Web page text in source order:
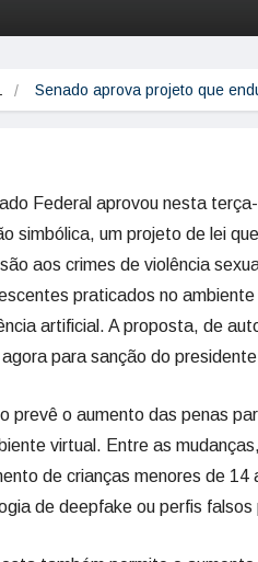
Senado aprova projeto que
Federal aprovou nesta
simbólica, um projeto de lei
aos crimes de violência
praticados no
artificial. A proposta, de
para sanção do
prevê o aumento das penas
virtual. Entre as
de crianças menores de
de deepfake ou perfis